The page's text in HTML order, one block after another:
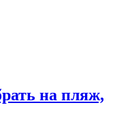
на пляж,